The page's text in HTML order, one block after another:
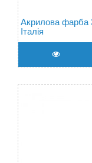
Акрилова фарба
Італія